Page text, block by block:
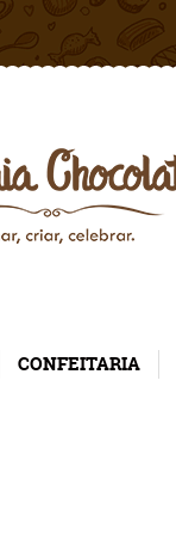
CONFEITARIA